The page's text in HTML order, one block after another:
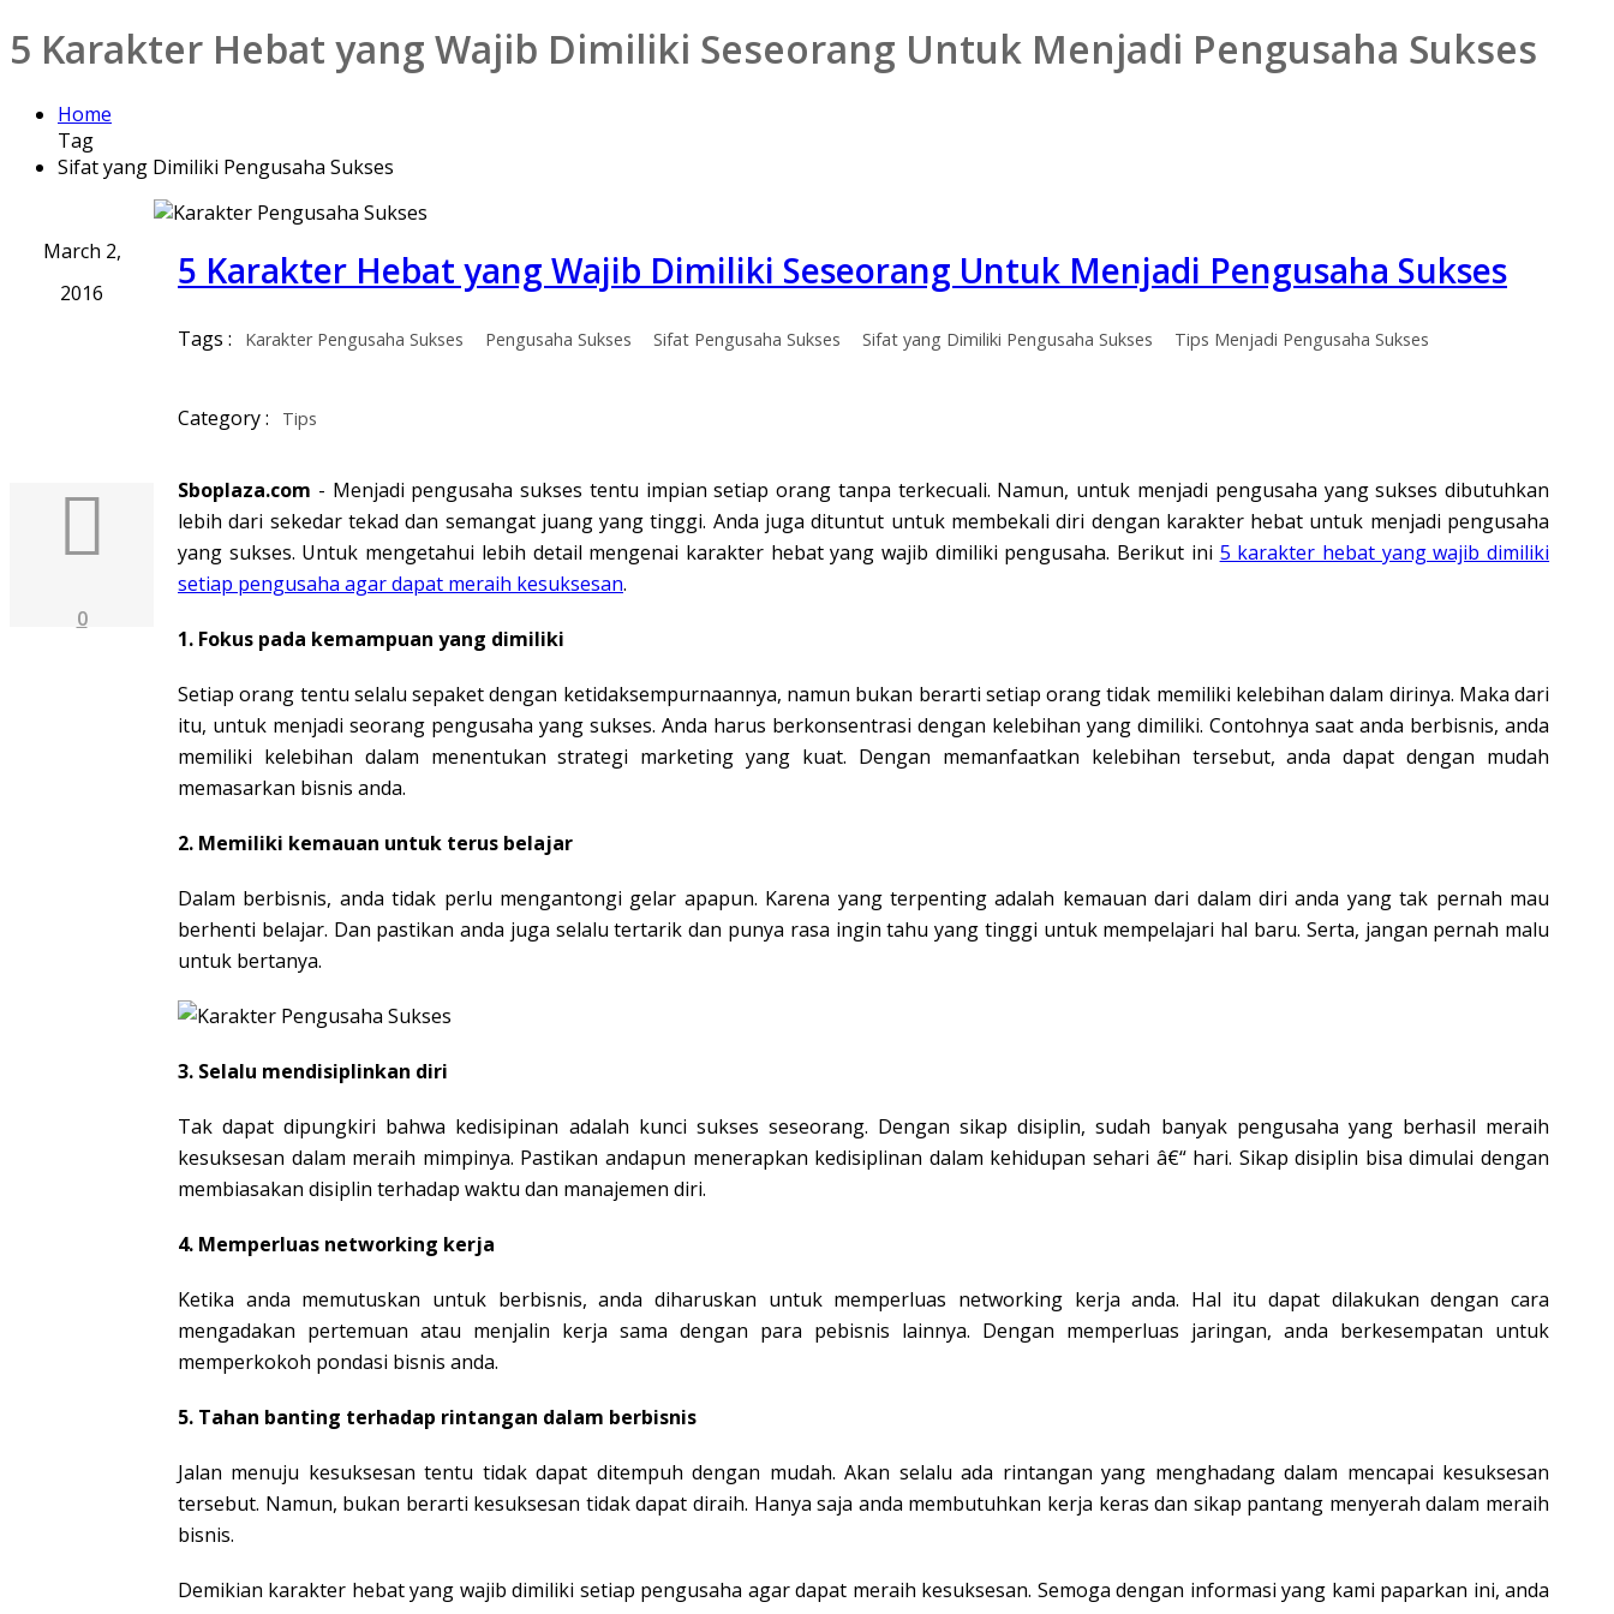
5 Karakter Hebat yang Wajib Dimiliki Seseorang Untuk Menjadi Pengusaha Sukses
Home
Tag
Sifat yang Dimiliki Pengusaha Sukses
March 2,
2016
0
5 Karakter Hebat yang Wajib Dimiliki Seseorang Untuk Menjadi Pengusaha Sukses
Tags : Karakter Pengusaha Sukses Pengusaha Sukses Sifat Pengusaha Sukses Sifat yang Dimiliki Pengusaha Sukses Tips Menjadi Pengusaha Sukses
Category : Tips
Sboplaza.com - Menjadi pengusaha sukses tentu impian setiap orang tanpa terkecuali. Namun, untuk menjadi pengusaha yang sukses dibutuhkan
lebih dari sekedar tekad dan semangat juang yang tinggi. Anda juga dituntut untuk membekali diri dengan karakter hebat untuk menjadi pengusaha
yang sukses. Untuk mengetahui lebih detail mengenai karakter hebat yang wajib dimiliki pengusaha. Berikut ini 5 karakter hebat yang wajib dimiliki
setiap pengusaha agar dapat meraih kesuksesan.
1. Fokus pada kemampuan yang dimiliki
Setiap orang tentu selalu sepaket dengan ketidaksempurnaannya, namun bukan berarti setiap orang tidak memiliki kelebihan dalam dirinya. Maka dari
itu, untuk menjadi seorang pengusaha yang sukses. Anda harus berkonsentrasi dengan kelebihan yang dimiliki. Contohnya saat anda berbisnis, anda
memiliki kelebihan dalam menentukan strategi marketing yang kuat. Dengan memanfaatkan kelebihan tersebut, anda dapat dengan mudah
memasarkan bisnis anda.
2. Memiliki kemauan untuk terus belajar
Dalam berbisnis, anda tidak perlu mengantongi gelar apapun. Karena yang terpenting adalah kemauan dari dalam diri anda yang tak pernah mau
berhenti belajar. Dan pastikan anda juga selalu tertarik dan punya rasa ingin tahu yang tinggi untuk mempelajari hal baru. Serta, jangan pernah malu
untuk bertanya.
3. Selalu mendisiplinkan diri
Tak dapat dipungkiri bahwa kedisipinan adalah kunci sukses seseorang. Dengan sikap disiplin, sudah banyak pengusaha yang berhasil meraih
kesuksesan dalam meraih mimpinya. Pastikan andapun menerapkan kedisiplinan dalam kehidupan sehari â€“ hari. Sikap disiplin bisa dimulai dengan
membiasakan disiplin terhadap waktu dan manajemen diri.
4. Memperluas networking kerja
Ketika anda memutuskan untuk berbisnis, anda diharuskan untuk memperluas networking kerja anda. Hal itu dapat dilakukan dengan cara
mengadakan pertemuan atau menjalin kerja sama dengan para pebisnis lainnya. Dengan memperluas jaringan, anda berkesempatan untuk
memperkokoh pondasi bisnis anda.
5. Tahan banting terhadap rintangan dalam berbisnis
Jalan menuju kesuksesan tentu tidak dapat ditempuh dengan mudah. Akan selalu ada rintangan yang menghadang dalam mencapai kesuksesan
tersebut. Namun, bukan berarti kesuksesan tidak dapat diraih. Hanya saja anda membutuhkan kerja keras dan sikap pantang menyerah dalam meraih
bisnis.
Demikian karakter hebat yang wajib dimiliki setiap pengusaha agar dapat meraih kesuksesan. Semoga dengan informasi yang kami paparkan ini, anda